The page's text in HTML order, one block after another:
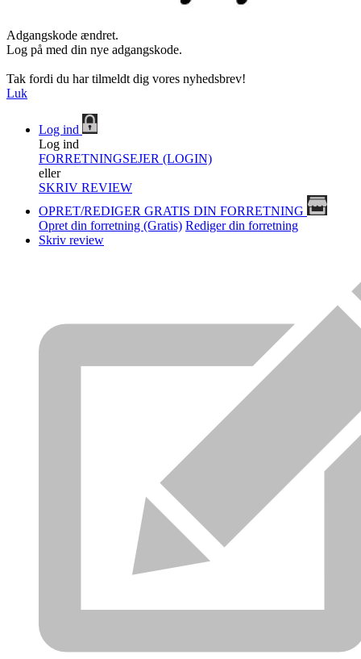
Adgangskode ændret.
Log på med din nye adgangskode.
Tak fordi du har tilmeldt dig vores nyhedsbrev!
Luk
Log ind
Log ind
FORRETNINGSEJER (LOGIN)
eller
SKRIV REVIEW
OPRET/REDIGER GRATIS DIN FORRETNING
Opret din forretning (Gratis) Rediger din forretning
Skriv review